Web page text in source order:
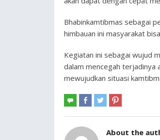
Bhabinkamtibmas sebagai
himbauan ini masyarakat
Kegiatan ini sebagai wujud
dalam mencegah terjadinya
mewujudkan situasi
About the